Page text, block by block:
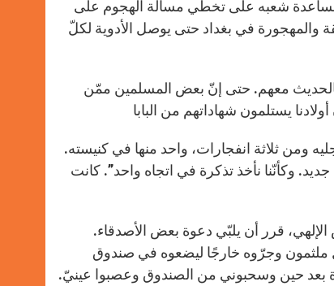
مساعدة شعبه على تخطي مسألة الهجوم على
والمهجورة في بغداد حتى يوصل الأدوية لكلّ
بالحديث معهم. حتى إنّ بعض المسلمين ممّن
ومن ثلاثة انفجارات، واحد منها في كنيسته.
وكأنّنا نأخذ تذكرة في اتجاه واحد”. كانت
بالقداس الإلهي، قرر أن يلبّي دعوة بعض الأصدقاء.
ملثمون وجرّوه خارجًا ليضعوه في صندوق
بعد حين وسحبوني من الصندوق وعصبوا عينيّ.